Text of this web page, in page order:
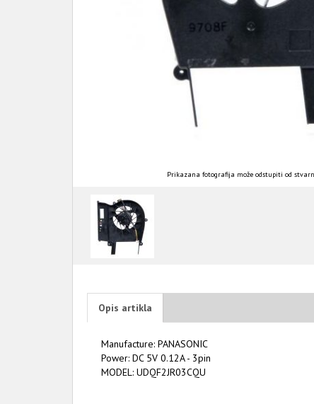
Prikazana fotografija može odstupiti od
Opis artikla
Manufacture: PANASONIC
Power: DC 5V 0.12A - 3pin
MODEL: UDQF2JR03CQU